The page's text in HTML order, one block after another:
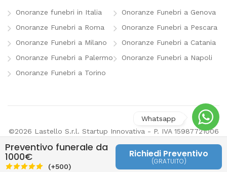
Onoranze funebri in Italia
Onoranze Funebri a Roma
Onoranze Funebri a Milano
Onoranze Funebri a Palermo
Onoranze Funebri a Torino
Onoranze Funebri a Genova
Onoranze Funebri a Pescara
Onoranze Funebri a Catania
Onoranze Funebri a Napoli
©2026 Lastello S.r.l. Startup Innovativa - P. IVA 15987721006
preferenze pubblicitarie
Preventivo funerale da
1000€
(+500)
Richiedi Preventivo
(GRATUITO)